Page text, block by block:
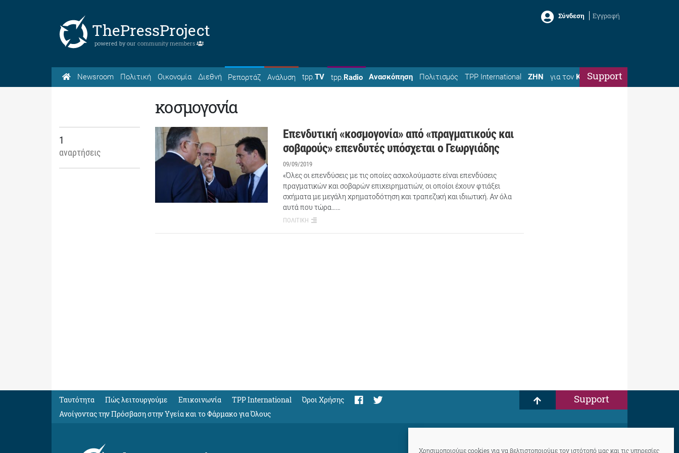
Χρησιμοποιούμε cookies για να βελτιστοποιούμε τον ιστότοπό μας και τις υπηρεσίες
ThePressProject
powered by our community members
Σύνδεση Εγγραφή
Newsroom Πολιτική Οικονομία Διεθνή Ρεπορτάζ Ανάλυση tpp.TV tpp.Radio Ανασκόπηση Πολιτισμός TPP International ΖΗΝ για τον ΚώσταSupport
κοσμογονία
1
αναρτήσεις
Επενδυτική «κοσμογονία» από «πραγματικούς και
σοβαρούς» επενδυτές υπόσχεται ο Γεωργιάδης
09/09/2019
«Όλες οι επενδύσεις με τις οποίες ασχολούμαστε είναι επενδύσεις
πραγματικών και σοβαρών επιχειρηματιών, οι οποίοι έχουν φτιάξει
σχήματα με μεγάλη χρηματοδότηση και τραπεζική και ιδιωτική. Αν όλα
αυτά που τώρα……
ΠΟΛΙΤΙΚΗ
Ταυτότητα Πώς λειτουργούμε Eπικοινωνία TPP International
Όροι Χρήσης
Ανοίγοντας την Πρόσβαση στην Υγεία και το Φάρμακο για Όλους
Support